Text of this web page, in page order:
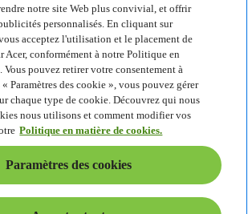
de l'entreprise
du produit
cookies
notre site Web plus convivial, et offrir
personnalisés. En cliquant sur
acceptez l'utilisation et le placement de
Acer, conformément à notre Politique en
Vous pouvez retirer votre consentement à
Paramètres des cookie », vous pouvez gérer
chaque type de cookie. Découvrez qui nous
nous utilisons et comment modifier vos
Politique en matière de cookies.
Paramètres des cookies